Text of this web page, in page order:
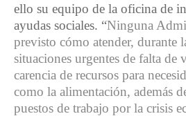
ello su equipo de la oficina de
ayudas sociales. “Ninguna
previsto cómo atender, durante
situaciones urgentes de falta de
carencia de recursos para
como la alimentación, además
puestos de trabajo por la crisis